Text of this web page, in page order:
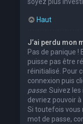
Haut
J’ai perdu mon
Pas de panique !
puisse pas être
réinitialisé. Pour
connexion puis
passe. Suivez
devriez pouvoir
Si toutefois vous
mot de passe,